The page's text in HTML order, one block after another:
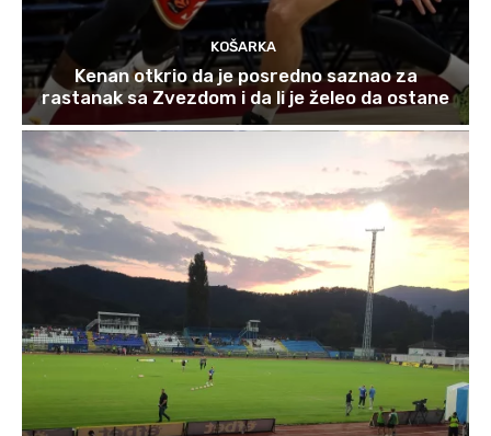
KOŠARKA
Kenan otkrio da je posredno saznao za
rastanak sa Zvezdom i da li je želeo da ostane